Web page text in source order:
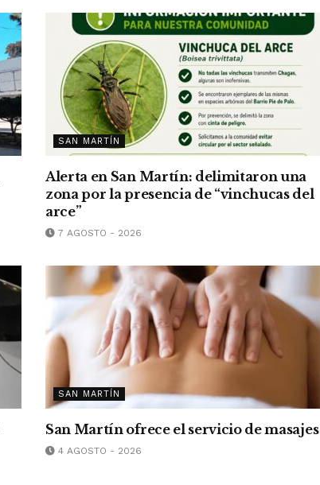
SAN MARTÍN
Alerta en San Martín: delimitaron una
zona por la presencia de “vinchucas del
arce”
7 AGOSTO - 2026
SAN MARTÍN
San Martín ofrece el servicio de masajes
4 AGOSTO - 2026